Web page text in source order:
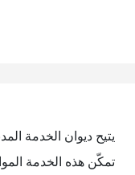
يتيح ديوان الخدمة
تمكّن هذه الخدمة